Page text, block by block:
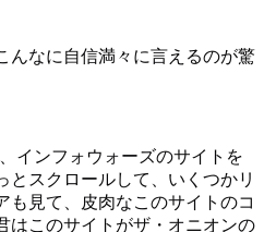
んなに自信満々に言えるのが驚
インフォウォーズのサイトを
とスクロールして、いくつかリ
も見て、皮肉なこのサイトのコ
はこのサイトがザ・オニオンの